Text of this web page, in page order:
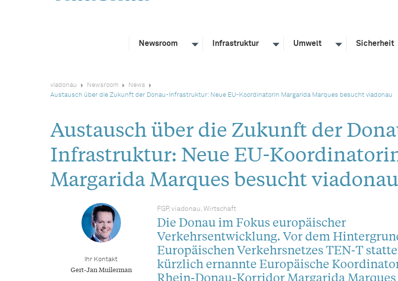
Newsroom Infrastruktur Umwelt Sicherheit
viadonau Newsroom
News
Austausch über die Zukunft der Donau-Infrastruktur: Neue EU-Koordinatorin Margarida Marques besucht viadonau
Austausch über die Zukunft der
Infrastruktur: Neue EU-
Margarida Marques besucht viadonau
FGP, viadonau, Wirtschaft
Die Donau im Fokus europäischer
Verkehrsentwicklung. Vor dem
Europäischen Verkehrsnetzes TEN-T
kürzlich ernannte Europäische
Rhein-Donau-Korridor Margarida
Ihr Kontakt
Gert-Jan Muilerman